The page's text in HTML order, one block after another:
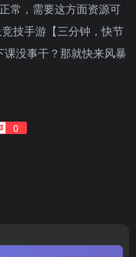
常，需要这方面资源可
技手游【三分钟，快节
没事干？那就快来风暴
0